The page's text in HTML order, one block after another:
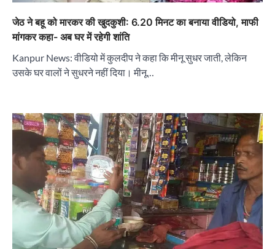
जेठ ने बहू को मारकर की खुदकुशी: 6.20 मिनट का बनाया वीडियो, माफी
मांगकर कहा- अब घर में रहेगी शांति
Kanpur News: वीडियो में कुलदीप ने कहा कि मीनू सुधर जाती, लेकिन
उसके घर वालों ने सुधरने नहीं दिया। मीनू…